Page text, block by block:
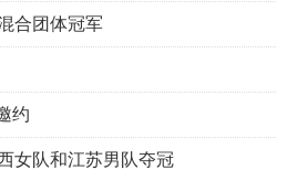
合团体冠军
约
女队和江苏男队夺冠